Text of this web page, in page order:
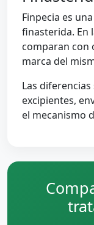
Finpecia es
finasterida. En
comparan con
marca del
Las
excipientes,
el mecanismo